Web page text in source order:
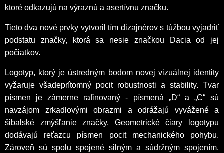
ktoré odkazujú na výraznú a asertívnu značku.
Tieto dva nové prvky vytvoril tím dizajnérov s túžbou vyjadriť
podstatu značky, ktorá sa nesie značkou Dacia od jej
počiatkov.
Logotyp, ktorý je ústredným bodom novej vizuálnej identity
vyžaruje všadeprítomný pocit robustnosti a stability. Tvar
písmen je zámerne rafinovaný - písmená „D“ a „C“ sú
navzájom zrkadlovými obrazmi a odrážajú vyvážené a
šibalské zmýšľanie značky. Geometrické čiary logotypu
dodávajú reťazcu písmen pocit mechanického pohybu.
Zároveň sú spolu spojené silným a súdržným spojením.